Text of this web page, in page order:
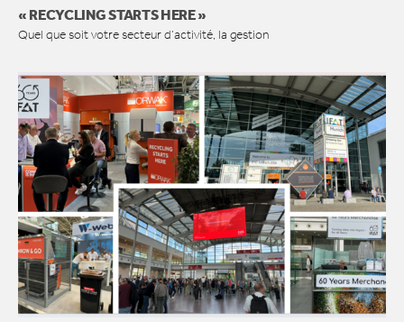
« RECYCLING STARTS HERE »
Quel que soit votre secteur d’activité, la gestion